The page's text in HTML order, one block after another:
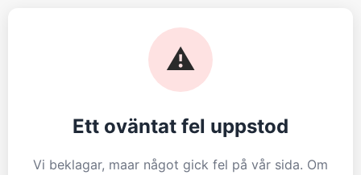
⚠️
Ett oväntat fel uppstod
Vi beklagar, maar något gick fel på vår sida. Om